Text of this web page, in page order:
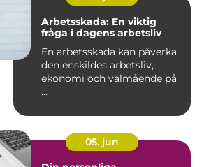
Arbetsskada: En viktig
fråga i dagens arbetsliv
En arbetsskada kan påverka
den enskildes arbetsliv,
ekonomi och välmående på
...
05. jun